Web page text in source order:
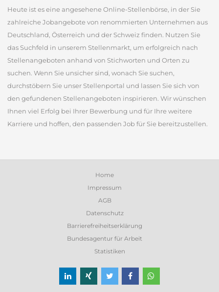
Heute ist es eine angesehene Online-Stellenbörse, in der Sie
zahlreiche Jobangebote von renommierten Unternehmen aus
Deutschland, Österreich und der Schweiz finden. Nutzen Sie
das Suchfeld in unserem Stellenmarkt, um erfolgreich nach
Stellenangeboten anhand von Stichworten und Orten zu
suchen. Wenn Sie unsicher sind, wonach Sie suchen,
durchstöbern Sie unser Stellenportal und lassen Sie sich von
den gefundenen Stellenangeboten inspirieren. Wir wünschen
Ihnen viel Erfolg bei Ihrer Bewerbung und für Ihre weitere
Karriere und hoffen, den passenden Job für Sie bereitzustellen.
Home
Impressum
AGB
Datenschutz
Barrierefreiheitserklärung
Bundesagentur für Arbeit
Statistiken